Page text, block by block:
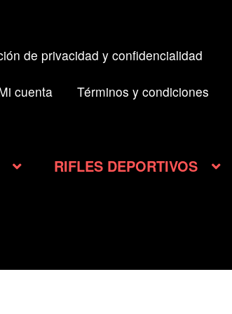
de privacidad y confidencialidad
cuenta Términos y condiciones
RIFLES DEPORTIVOS